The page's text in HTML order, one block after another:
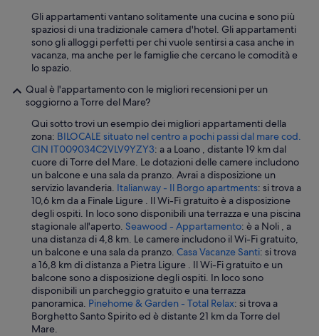
Gli appartamenti vantano solitamente una cucina e sono più
spaziosi di una tradizionale camera d'hotel. Gli appartamenti
sono gli alloggi perfetti per chi vuole sentirsi a casa anche in
vacanza, ma anche per le famiglie che cercano le comodità e
lo spazio.
Qual è l'appartamento con le migliori recensioni per un
soggiorno a Torre del Mare?
Qui sotto trovi un esempio dei migliori appartamenti della
zona: BILOCALE situato nel centro a pochi passi dal mare cod.
CIN IT009034C2VLV9YZY3: a a Loano , distante 19 km dal
cuore di Torre del Mare. Le dotazioni delle camere includono
un balcone e una sala da pranzo. Avrai a disposizione un
servizio lavanderia. Italianway - Il Borgo apartments: si trova a
10,6 km da a Finale Ligure . Il Wi-Fi gratuito è a disposizione
degli ospiti. In loco sono disponibili una terrazza e una piscina
stagionale all'aperto. Seawood - Appartamento: è a Noli , a
una distanza di 4,8 km. Le camere includono il Wi-Fi gratuito,
un balcone e una sala da pranzo. Casa Vacanze Santi: si trova
a 16,8 km di distanza a Pietra Ligure . Il Wi-Fi gratuito e un
balcone sono a disposizione degli ospiti. In loco sono
disponibili un parcheggio gratuito e una terrazza
panoramica. Pinehome & Garden - Total Relax: si trova a
Borghetto Santo Spirito ed è distante 21 km da Torre del
Mare.